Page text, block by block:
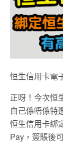
恒生信用卡電
正呀！今次恒
自己係唔係特
恒生信用卡綁
Pay，簽賬後